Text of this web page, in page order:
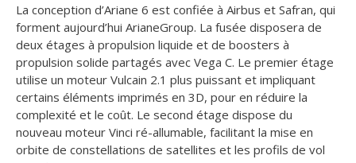
La conception d’Ariane 6 est confiée à Airbus et Safran, qui
forment aujourd’hui ArianeGroup. La fusée disposera de
deux étages à propulsion liquide et de boosters à
propulsion solide partagés avec Vega C. Le premier étage
utilise un moteur Vulcain 2.1 plus puissant et impliquant
certains éléments imprimés en 3D, pour en réduire la
complexité et le coût. Le second étage dispose du
nouveau moteur Vinci ré-allumable, facilitant la mise en
orbite de constellations de satellites et les profils de vol